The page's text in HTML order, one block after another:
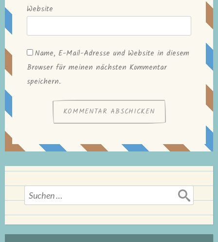
Website
Name, E-Mail-Adresse und Website in diesem
Browser für meinen nächsten Kommentar
speichern.
Suchen
nach: